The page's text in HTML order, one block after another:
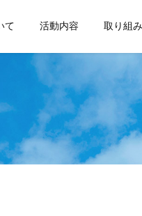
て 活動内容 取り組み